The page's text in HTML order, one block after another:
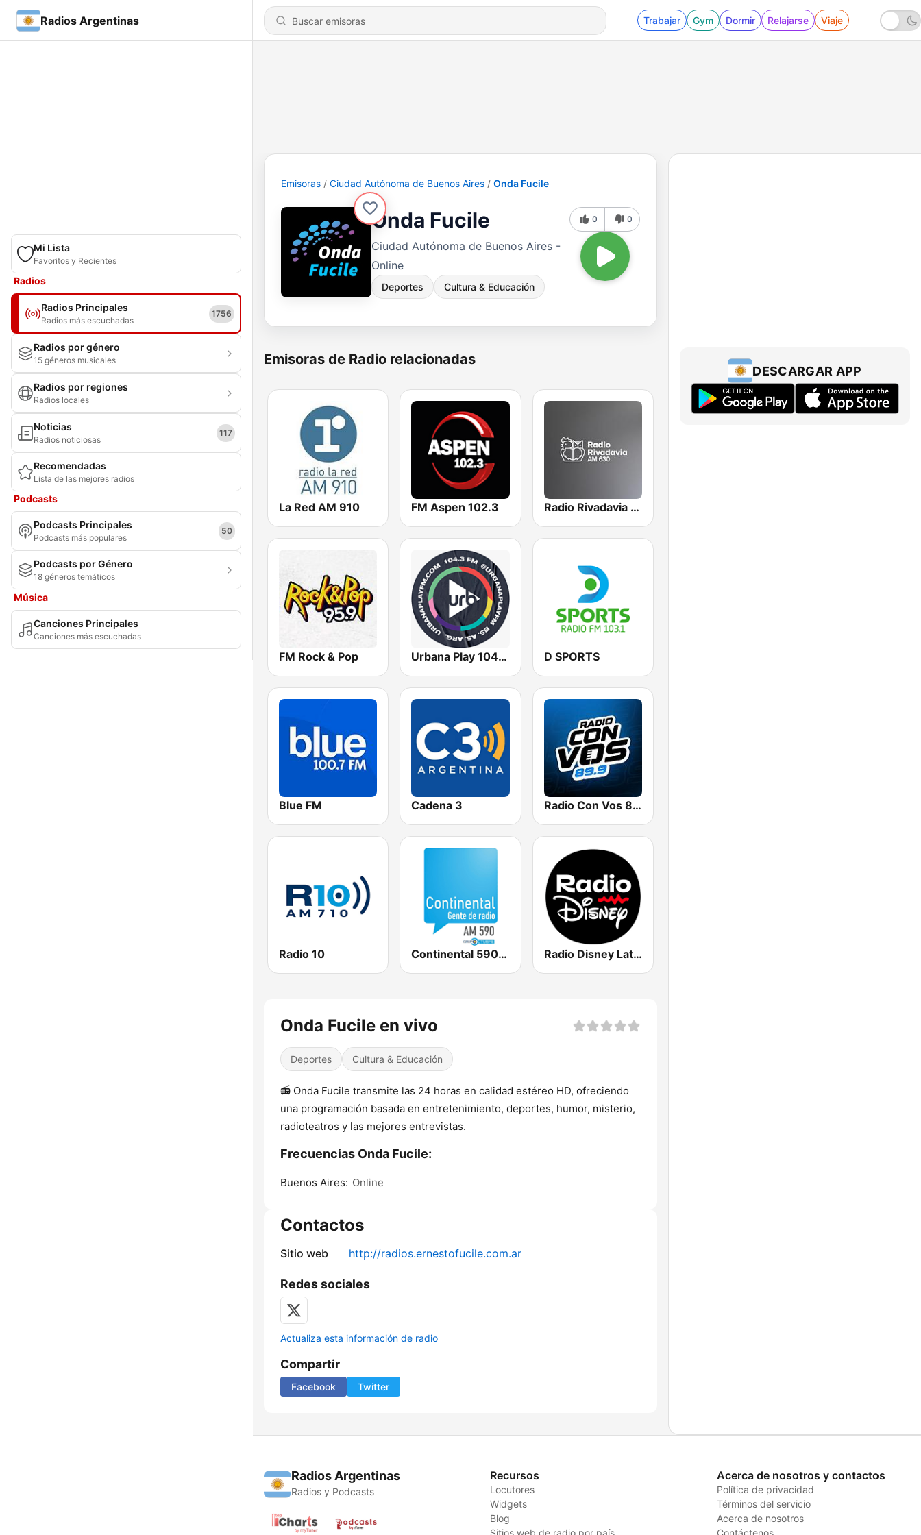
Radios Argentinas Trabajar Gym Dormir Relajarse Viaje
Mi Lista
Favoritos y Recientes
Radios
Radios Principales
Radios más escuchadas
1756
Radios por género
15 géneros musicales
Radios por regiones
Radios locales
Noticias
Radios noticiosas
117
Recomendadas
Lista de las mejores radios
Podcasts
Podcasts Principales
Podcasts más populares
50
Podcasts por Género
18 géneros temáticos
Música
Canciones Principales
Canciones más escuchadas
Emisoras Ciudad Autónoma de Buenos Aires Onda Fucile
Onda Fucile
Ciudad Autónoma de Buenos Aires -
Online
Deportes Cultura & Educación
0 0
Emisoras de Radio relacionadas
La Red AM 910 FM Aspen 102.3 Radio Rivadavia 630 AM
FM Rock & Pop Urbana Play 104.3 FM D SPORTS
Blue FM Cadena 3 Radio Con Vos 89.9
Radio 10 Continental 590 AM Radio Disney Latinoamérica
Onda Fucile en vivo
Deportes Cultura & Educación
📻 Onda Fucile transmite las 24 horas en calidad estéreo HD, ofreciendo
una programación basada en entretenimiento, deportes, humor, misterio,
radioteatros y las mejores entrevistas.
Frecuencias Onda Fucile:
Buenos Aires: Online
Contactos
Sitio web http://radios.ernestofucile.com.ar
Redes sociales
Actualiza esta información de radio
Compartir
Facebook Twitter
DESCARGAR APP
Radios Argentinas
Radios y Podcasts
Recursos
Locutores
Widgets
Blog
Acerca de nosotros y contactos
Política de privacidad
Términos del servicio
Acerca de nosotros